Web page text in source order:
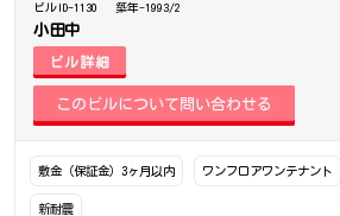
ビルID-1130 築年-1993/2
小田中
ビル詳細
敷金（保証金）3ヶ月以内 ワンフロアワンテナント
新耐震